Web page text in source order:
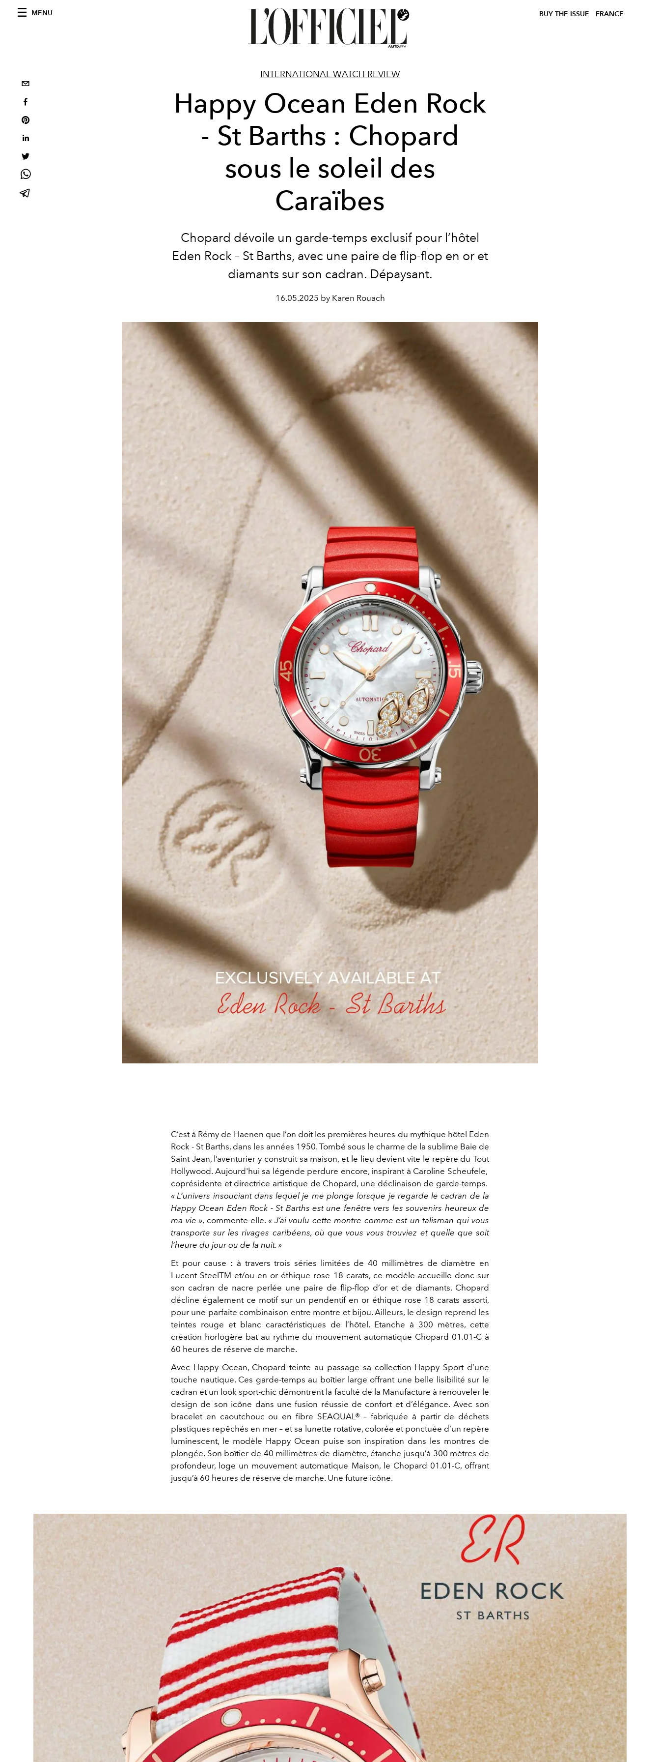
MENU BUY THE ISSUE FRANCE
INTERNATIONAL WATCH REVIEW
Happy Ocean Eden Rock
- St Barths : Chopard
sous le soleil des
Caraïbes
Chopard dévoile un garde-temps exclusif pour l’hôtel
Eden Rock – St Barths, avec une paire de flip-flop en or et
diamants sur son cadran. Dépaysant.
16.05.2025 by Karen Rouach
C’est à Rémy de Haenen que l’on doit les premières heures du mythique hôtel Eden
Rock - St Barths, dans les années 1950. Tombé sous le charme de la sublime Baie de
Saint Jean, l’aventurier y construit sa maison, et le lieu devient vite le repère du Tout
Hollywood. Aujourd'hui sa légende perdure encore, inspirant à Caroline Scheufele,
coprésidente et directrice artistique de Chopard, une déclinaison de garde-temps.
« L’univers insouciant dans lequel je me plonge lorsque je regarde le cadran de la
Happy Ocean Eden Rock - St Barths est une fenêtre vers les souvenirs heureux de
ma vie », commente-elle. « J’ai voulu cette montre comme est un talisman qui vous
transporte sur les rivages caribéens, où que vous vous trouviez et quelle que soit
l’heure du jour ou de la nuit. »
Et pour cause : à travers trois séries limitées de 40 millimètres de diamètre en
Lucent SteelTM et/ou en or éthique rose 18 carats, ce modèle accueille donc sur
son cadran de nacre perlée une paire de flip-flop d’or et de diamants. Chopard
décline également ce motif sur un pendentif en or éthique rose 18 carats assorti,
pour une parfaite combinaison entre montre et bijou. Ailleurs, le design reprend les
teintes rouge et blanc caractéristiques de l’hôtel. Etanche à 300 mètres, cette
création horlogère bat au rythme du mouvement automatique Chopard 01.01-C à
60 heures de réserve de marche.
Avec Happy Ocean, Chopard teinte au passage sa collection Happy Sport d’une
touche nautique. Ces garde-temps au boîtier large offrant une belle lisibilité sur le
cadran et un look sport-chic démontrent la faculté de la Manufacture à renouveler le
design de son icône dans une fusion réussie de confort et d’élégance. Avec son
bracelet en caoutchouc ou en fibre SEAQUAL® – fabriquée à partir de déchets
plastiques repêchés en mer – et sa lunette rotative, colorée et ponctuée d’un repère
luminescent, le modèle Happy Ocean puise son inspiration dans les montres de
plongée. Son boîtier de 40 millimètres de diamètre, étanche jusqu’à 300 mètres de
profondeur, loge un mouvement automatique Maison, le Chopard 01.01-C, offrant
jusqu’à 60 heures de réserve de marche. Une future icône.